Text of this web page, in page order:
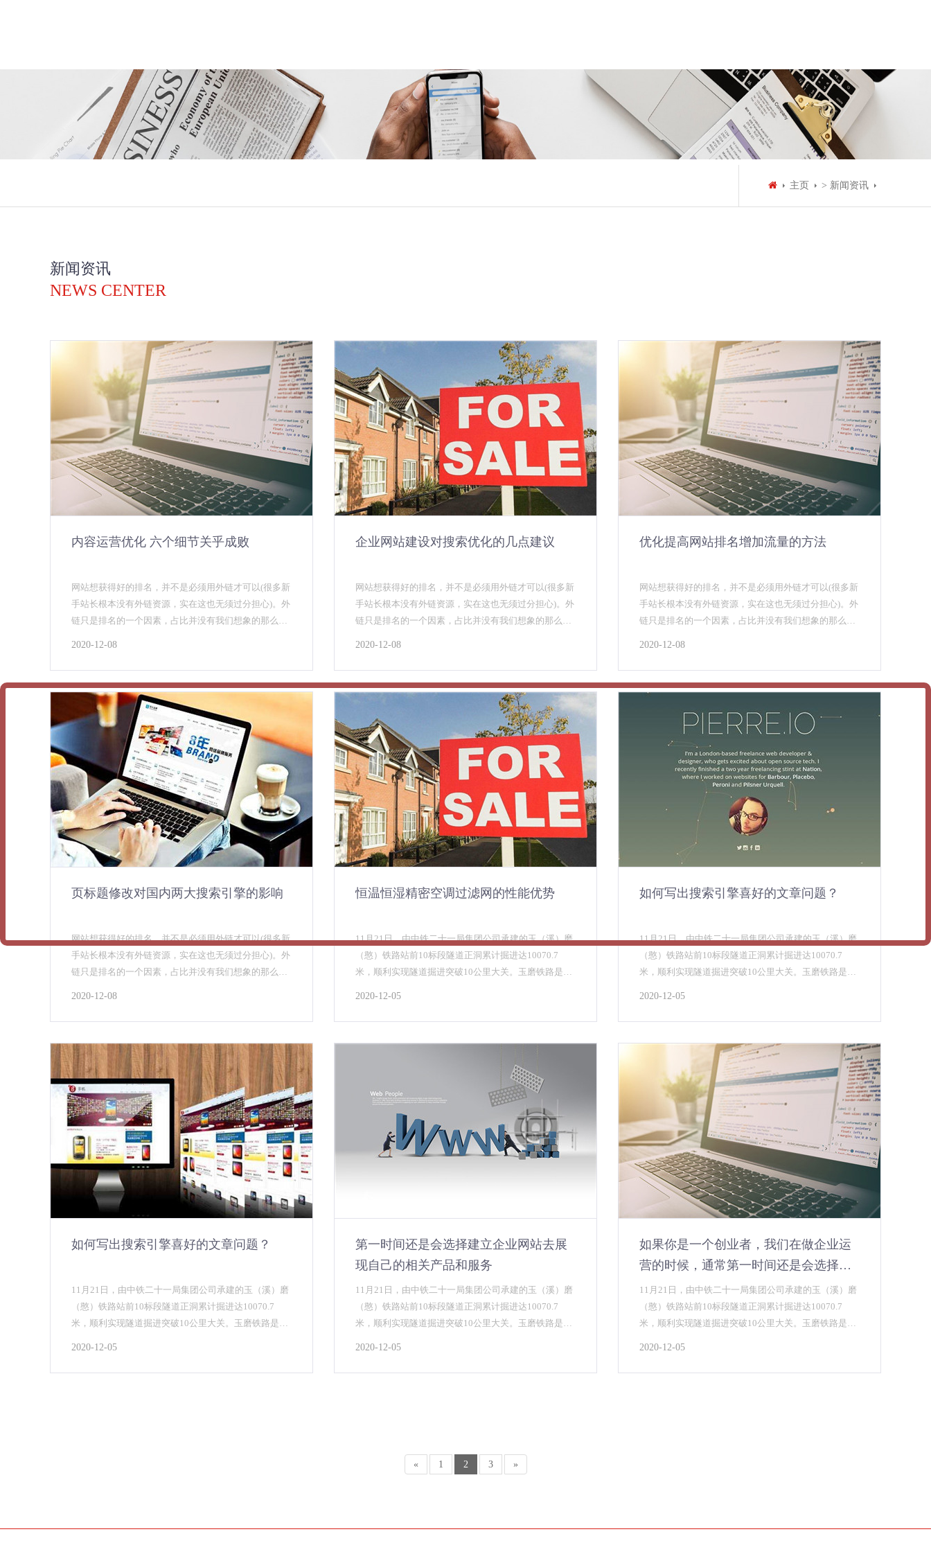
主页 > 新闻资讯
新闻资讯
NEWS CENTER
内容运营优化 六个细节关乎成败
网站想获得好的排名，并不是必须用外链才可以(很多新
手站长根本没有外链资源，实在这也无须过分担心)。外
链只是排名的一个因素，占比并没有我们想象的那么
的，因为作为行业来说，企业在某些方面是独一无二
的，用这些专属
2020-12-08
企业网站建设对搜索优化的几点建议
网站想获得好的排名，并不是必须用外链才可以(很多新
手站长根本没有外链资源，实在这也无须过分担心)。外
链只是排名的一个因素，占比并没有我们想象的那么
的，因为作为行业来说，企业在某些方面是独一无二
的，用这些专属
2020-12-08
优化提高网站排名增加流量的方法
网站想获得好的排名，并不是必须用外链才可以(很多新
手站长根本没有外链资源，实在这也无须过分担心)。外
链只是排名的一个因素，占比并没有我们想象的那么
的，因为作为行业来说，企业在某些方面是独一无二
的，用这些专属
2020-12-08
页标题修改对国内两大搜索引擎的影响
网站想获得好的排名，并不是必须用外链才可以(很多新
手站长根本没有外链资源，实在这也无须过分担心)。外
链只是排名的一个因素，占比并没有我们想象的那么
的，因为作为行业来说，企业在某些方面是独一无二
2020-12-08
恒温恒湿精密空调过滤网的性能优势
11月21日，由中铁二十一局集团公司承建的玉（溪）磨
（憨）铁路站前10标段隧道正洞累计掘进达10070.7
米，顺利实现隧道掘进突破10公里大关。玉磨铁路是中
好玉磨铁路使命光荣，责任重大。
2020-12-05
如何写出搜索引擎喜好的文章问题？
11月21日，由中铁二十一局集团公司承建的玉（溪）磨
（憨）铁路站前10标段隧道正洞累计掘进达10070.7
米，顺利实现隧道掘进突破10公里大关。玉磨铁路是中
好玉磨铁路使命光荣，责任重大。
2020-12-05
如何写出搜索引擎喜好的文章问题？
11月21日，由中铁二十一局集团公司承建的玉（溪）磨
（憨）铁路站前10标段隧道正洞累计掘进达10070.7
米，顺利实现隧道掘进突破10公里大关。玉磨铁路是中
好玉磨铁路使命光荣，责任重大。
2020-12-05
第一时间还是会选择建立企业网站去展
现自己的相关产品和服务
11月21日，由中铁二十一局集团公司承建的玉（溪）磨
（憨）铁路站前10标段隧道正洞累计掘进达10070.7
米，顺利实现隧道掘进突破10公里大关。玉磨铁路是中
好玉磨铁路使命光荣，责任重大。
2020-12-05
如果你是一个创业者，我们在做企业运
营的时候，通常第一时间还是会选择建
立企业网站去展现自己的相关产品和服
务
11月21日，由中铁二十一局集团公司承建的玉（溪）磨
（憨）铁路站前10标段隧道正洞累计掘进达10070.7
米，顺利实现隧道掘进突破10公里大关。玉磨铁路是中
好玉磨铁路使命光荣，责任重大。
2020-12-05
« 1 2 3 »